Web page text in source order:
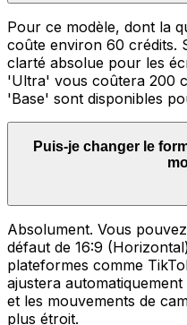
Pour ce modèle, dont la
coûte environ 60 crédits.
clarté absolue pour les
'Ultra' vous coûtera 200
'Base' sont disponibles
Puis-je changer le
Absolument. Vous
défaut de 16:9
plateformes comme
ajustera
et les mouvements de
plus étroit.